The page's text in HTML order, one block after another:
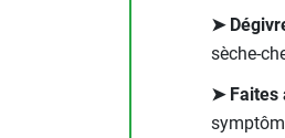
Chauffage
Chauffage d'atelier
Chauffage
Chauffage
➤
sèche-
➤ Faites